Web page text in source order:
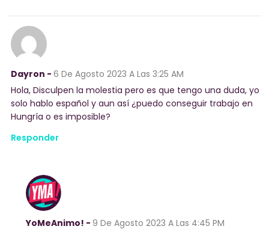
Dayron - 6 De Agosto 2023 A Las 3:25 AM
Hola, Disculpen la molestia pero es que tengo una duda, yo
solo hablo español y aun así ¿puedo conseguir trabajo en
Hungría o es imposible?
Responder
YoMeAnimo! - 9 De Agosto 2023 A Las 4:45 PM